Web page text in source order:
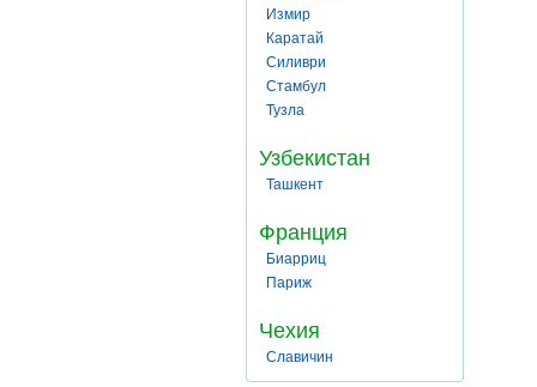
Измир
Каратай
Силиври
Стамбул
Тузла
Узбекистан
Ташкент
Франция
Биарриц
Париж
Чехия
Славичин